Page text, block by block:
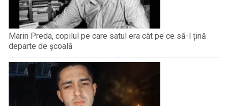
Marin Preda, copilul pe care satul era cât pe ce să-l țină
departe de școală